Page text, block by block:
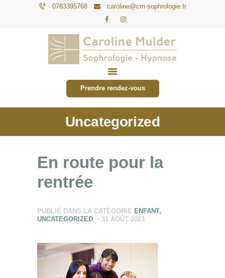
0783395768 caroline@cm-sophrologie.fr
Prendre rendez-vous
Uncategorized
PARTICULIERS
ENTREPRISES
TARIFS
ACTUALITÉS
CONTACT
En route pour la
rentrée
PUBLIÉ DANS LA CATÉGORIE ENFANT,
UNCATEGORIZED
31 AOÛT 2023